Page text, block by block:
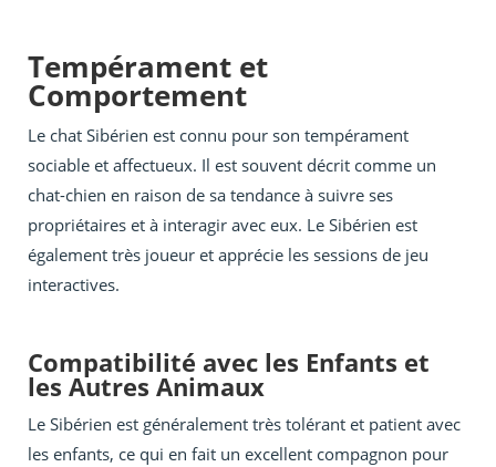
Tempérament et
Comportement
Le chat Sibérien est connu pour son tempérament
sociable et affectueux. Il est souvent décrit comme un
chat-chien en raison de sa tendance à suivre ses
propriétaires et à interagir avec eux. Le Sibérien est
également très joueur et apprécie les sessions de jeu
interactives.
Compatibilité avec les Enfants et
les Autres Animaux
Le Sibérien est généralement très tolérant et patient avec
les enfants, ce qui en fait un excellent compagnon pour